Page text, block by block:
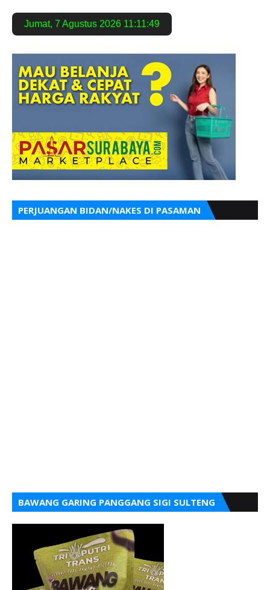
Jumat, 7 Agustus 2026 11:11:51
PERJUANGAN BIDAN/NAKES DI PASAMAN
BAWANG GARING PANGGANG SIGI SULTENG